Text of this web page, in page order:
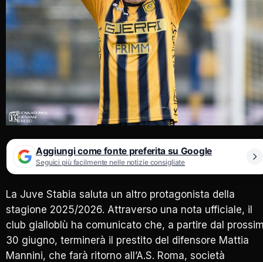
Aggiungi come fonte preferita su Google
Seguici più facilmente nelle notizie consigliate
La Juve Stabia saluta un altro protagonista della
stagione 2025/2026. Attraverso una nota ufficiale, il
club gialloblù ha comunicato che, a partire dal
30 giugno, terminerà il prestito del difensore Mattia
Mannini, che farà ritorno all’A.S. Roma, società